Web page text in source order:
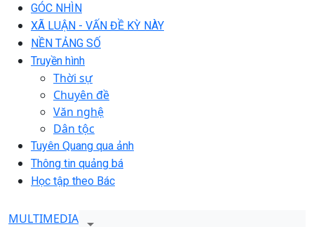
GÓC NHÌN
XÃ LUẬN - VẤN ĐỀ KỲ NÀY
NỀN TẢNG SỐ
Truyền hình
Thời sự
Chuyên đề
Văn nghệ
Dân tộc
Tuyên Quang qua ảnh
Thông tin quảng bá
Học tập theo Bác
MULTIMEDIA